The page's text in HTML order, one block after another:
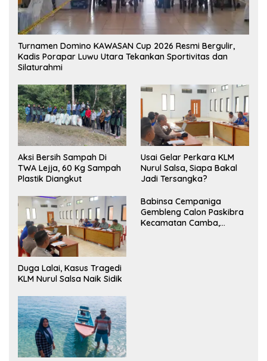
Turnamen Domino KAWASAN Cup 2026 Resmi Bergulir,
Kadis Porapar Luwu Utara Tekankan Sportivitas dan
Silaturahmi
Aksi Bersih Sampah Di
TWA Lejja, 60 Kg Sampah
Plastik Diangkut
‎Usai Gelar Perkara KLM
Nurul Salsa, Siapa Bakal
Jadi Tersangka?
Duga Lalai, Kasus Tragedi
KLM Nurul Salsa Naik Sidik
Babinsa Cempaniga
Gembleng Calon Paskibra
Kecamatan Camba,